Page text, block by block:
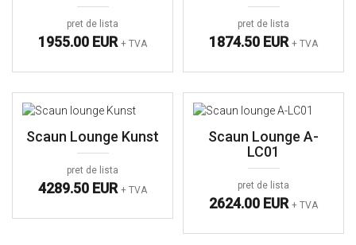
pret de lista
1955.00 EUR + TVA
pret de lista
1874.50 EUR + TVA
Scaun Lounge Kunst
pret de lista
4289.50 EUR + TVA
Scaun Lounge A-
LC01
pret de lista
2624.00 EUR + TVA